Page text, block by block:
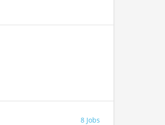
8 Jobs